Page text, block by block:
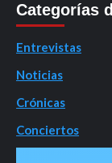
Categorías
Entrevistas
Noticias
Crónicas
Conciertos